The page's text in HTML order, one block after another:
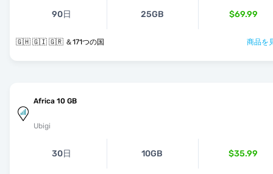
90日 25GB $69.99
🇬🇭 🇬🇮 🇬🇷 ＆171つの国 商品を
Africa 10 GB
Ubigi
30日 10GB $35.99